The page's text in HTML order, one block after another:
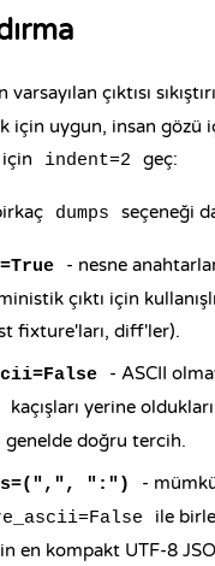
varsayılan çıktısı
için uygun, insan gözü
için
indent=2 geç:
dumps seçeneği
- nesne
çıktı için
fixture'ları, diff'ler).
- ASCII
kaçışları yerine
genelde doğru tercih.
":")
-
ile
en kompakt UTF-8